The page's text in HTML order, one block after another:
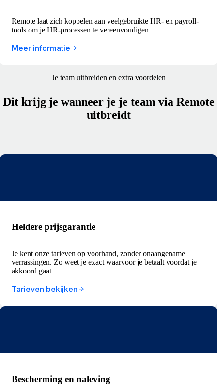
Remote laat zich koppelen aan veelgebruikte HR- en payroll-
tools om je HR-processen te vereenvoudigen.
Meer informatie
Je team uitbreiden en extra voordelen
Dit krijg je wanneer je je team via Remote
uitbreidt
Heldere prijsgarantie
Je kent onze tarieven op voorhand, zonder onaangename
verrassingen. Zo weet je exact waarvoor je betaalt voordat je
akkoord gaat.
Tarieven bekijken
Bescherming en naleving